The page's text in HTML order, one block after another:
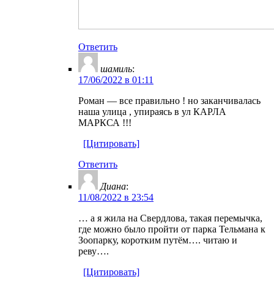
Ответить
шамиль:
17/06/2022 в 01:11
Роман — все правильно ! но заканчивалась
наша улица , упираясь в ул КАРЛА
МАРКСА !!!
[Цитировать]
Ответить
Диана:
11/08/2022 в 23:54
… а я жила на Свердлова, такая перемычка,
где можно было пройти от парка Тельмана к
Зоопарку, коротким путём…. читаю и
реву….
[Цитировать]